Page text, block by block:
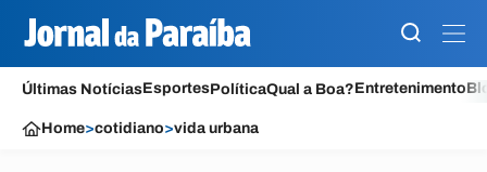
Últimas NotíciasEsportesPolíticaQual a Boa?Entretenimento
Home>cotidiano>vida urbana